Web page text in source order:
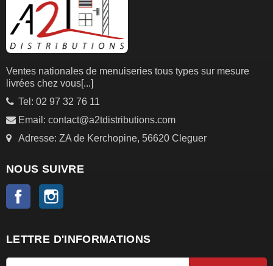
Ventes nationales de menuiseries tous types sur mesure
livrées chez vous[...]
Tel: 02 97 32 76 11
Email: contact@a2tdistributions.com
Adresse: ZA de Kerchopine, 56620 Cleguer
NOUS SUIVRE
Facebook
LETTRE D'INFORMATIONS